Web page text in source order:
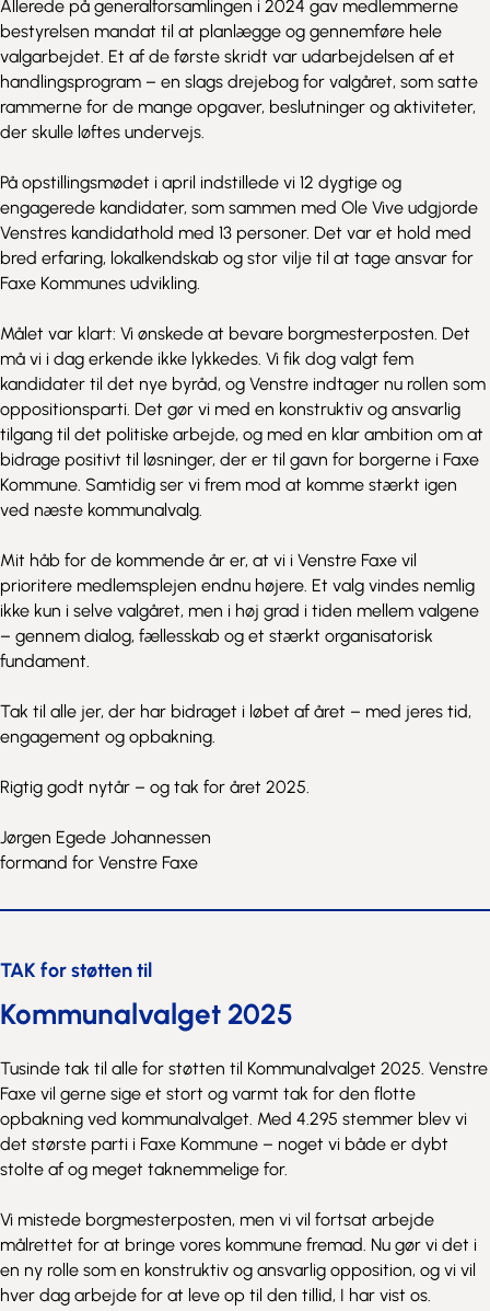
Allerede på generalforsamlingen i 2024 gav medlemmerne
bestyrelsen mandat til at planlægge og gennemføre hele
valgarbejdet. Et af de første skridt var udarbejdelsen af et
handlingsprogram – en slags drejebog for valgåret, som satte
rammerne for de mange opgaver, beslutninger og aktiviteter,
der skulle løftes undervejs.
På opstillingsmødet i april indstillede vi 12 dygtige og
engagerede kandidater, som sammen med Ole Vive udgjorde
Venstres kandidathold med 13 personer. Det var et hold med
bred erfaring, lokalkendskab og stor vilje til at tage ansvar for
Faxe Kommunes udvikling.
Målet var klart: Vi ønskede at bevare borgmesterposten. Det
må vi i dag erkende ikke lykkedes. Vi fik dog valgt fem
kandidater til det nye byråd, og Venstre indtager nu rollen som
oppositionsparti. Det gør vi med en konstruktiv og ansvarlig
tilgang til det politiske arbejde, og med en klar ambition om at
bidrage positivt til løsninger, der er til gavn for borgerne i Faxe
Kommune. Samtidig ser vi frem mod at komme stærkt igen
ved næste kommunalvalg.
Mit håb for de kommende år er, at vi i Venstre Faxe vil
prioritere medlemsplejen endnu højere. Et valg vindes nemlig
ikke kun i selve valgåret, men i høj grad i tiden mellem valgene
– gennem dialog, fællesskab og et stærkt organisatorisk
fundament.
Tak til alle jer, der har bidraget i løbet af året – med jeres tid,
engagement og opbakning.
Rigtig godt nytår – og tak for året 2025.
Jørgen Egede Johannessen
formand for Venstre Faxe
TAK for støtten til
Kommunalvalget 2025
Tusinde tak til alle for støtten til Kommunalvalget 2025. Venstre
Faxe vil gerne sige et stort og varmt tak for den flotte
opbakning ved kommunalvalget. Med 4.295 stemmer blev vi
det største parti i Faxe Kommune – noget vi både er dybt
stolte af og meget taknemmelige for.
Vi mistede borgmesterposten, men vi vil fortsat arbejde
målrettet for at bringe vores kommune fremad. Nu gør vi det i
en ny rolle som en konstruktiv og ansvarlig opposition, og vi vil
hver dag arbejde for at leve op til den tillid, I har vist os.